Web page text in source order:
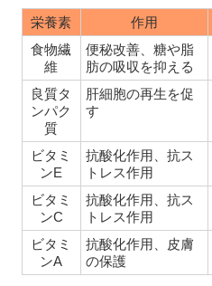
栄養素 作用
食物繊
維
便秘改善、糖や脂
肪の吸収を抑える
良質タ
ンパク
質
肝細胞の再生を促
す
ビタミ
ンE
抗酸化作用、抗ス
トレス作用
ビタミ
ンC
抗酸化作用、抗ス
トレス作用
ビタミ
ンA
抗酸化作用、皮膚
の保護